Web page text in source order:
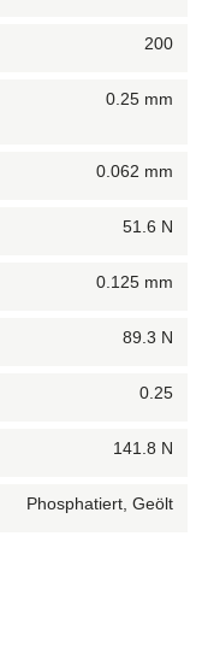
200
0.25 mm
0.062 mm
51.6 N
0.125 mm
89.3 N
0.25
141.8 N
Phosphatiert, Geölt